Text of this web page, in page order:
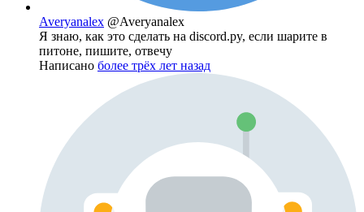
Averyanalex @Averyanalex
Я знаю, как это сделать на discord.py, если шарите в
питоне, пишите, отвечу
Написано более трёх лет назад